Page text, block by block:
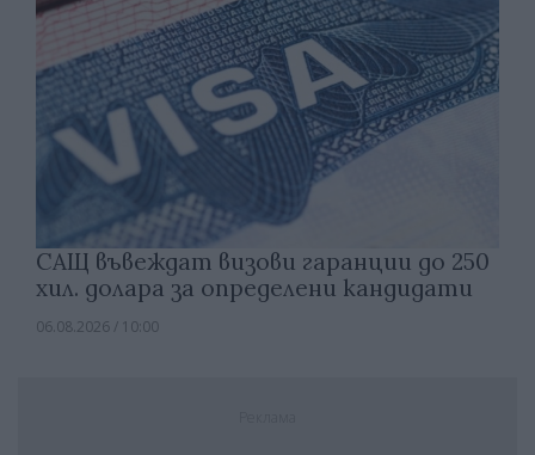
САЩ въвеждат визови гаранции до 250
хил. долара за определени кандидати
06.08.2026 / 10:00